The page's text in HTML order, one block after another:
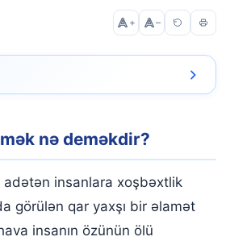
+ –
görmək
görmək
nə deməkdir?
adətən insanlara xoşbəxtlik
görülən qar yaxşı bir əlamət
insanın özünün ölü